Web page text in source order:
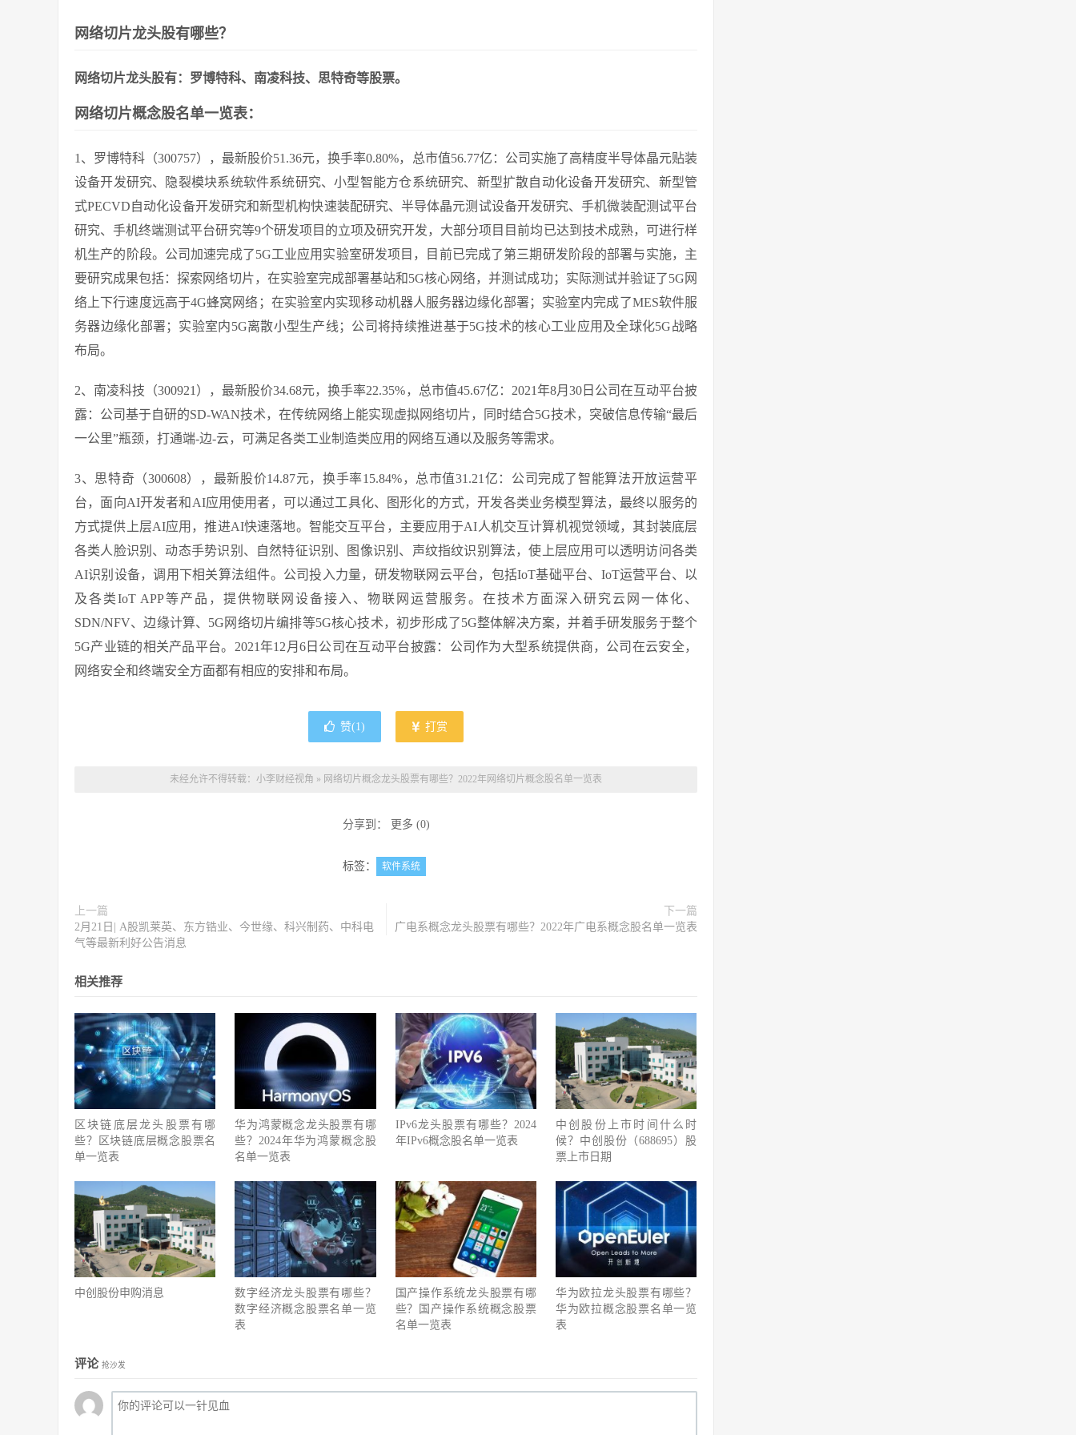
网络切片龙头股有哪些？
网络切片龙头股有：罗博特科、南凌科技、思特奇等股票。
网络切片概念股名单一览表：
1、罗博特科（300757），最新股价51.36元，换手率0.80%，总市值56.77亿：公司实施了高精度半导体晶元贴装
设备开发研究、隐裂模块系统软件系统研究、小型智能方仓系统研究、新型扩散自动化设备开发研究、新型管
式PECVD自动化设备开发研究和新型机构快速装配研究、半导体晶元测试设备开发研究、手机微装配测试平台
研究、手机终端测试平台研究等9个研发项目的立项及研究开发，大部分项目目前均已达到技术成熟，可进行样
机生产的阶段。公司加速完成了5G工业应用实验室研发项目，目前已完成了第三期研发阶段的部署与实施，主
要研究成果包括：探索网络切片，在实验室完成部署基站和5G核心网络，并测试成功；实际测试并验证了5G网
络上下行速度远高于4G蜂窝网络；在实验室内实现移动机器人服务器边缘化部署；实验室内完成了MES软件服
务器边缘化部署；实验室内5G离散小型生产线；公司将持续推进基于5G技术的核心工业应用及全球化5G战略
布局。
2、南凌科技（300921），最新股价34.68元，换手率22.35%，总市值45.67亿：2021年8月30日公司在互动平台披
露：公司基于自研的SD-WAN技术，在传统网络上能实现虚拟网络切片，同时结合5G技术，突破信息传输“最后
一公里”瓶颈，打通端-边-云，可满足各类工业制造类应用的网络互通以及服务等需求。
3、思特奇（300608），最新股价14.87元，换手率15.84%，总市值31.21亿：公司完成了智能算法开放运营平
台，面向AI开发者和AI应用使用者，可以通过工具化、图形化的方式，开发各类业务模型算法，最终以服务的
方式提供上层AI应用，推进AI快速落地。智能交互平台，主要应用于AI人机交互计算机视觉领域，其封装底层
各类人脸识别、动态手势识别、自然特征识别、图像识别、声纹指纹识别算法，使上层应用可以透明访问各类
AI识别设备，调用下相关算法组件。公司投入力量，研发物联网云平台，包括IoT基础平台、IoT运营平台、以
及各类IoT APP等产品，提供物联网设备接入、物联网运营服务。在技术方面深入研究云网一体化、
SDN/NFV、边缘计算、5G网络切片编排等5G核心技术，初步形成了5G整体解决方案，并着手研发服务于整个
5G产业链的相关产品平台。2021年12月6日公司在互动平台披露：公司作为大型系统提供商，公司在云安全，
网络安全和终端安全方面都有相应的安排和布局。
赞(1) 打赏
未经允许不得转载： 小李财经视角 » 网络切片概念龙头股票有哪些？2022年网络切片概念股名单一览表
分享到： 更多 (0)
标签： 软件系统
上一篇
2月21日| A股凯莱英、东方锆业、今世缘、科兴制药、中科电
气等最新利好公告消息
下一篇
广电系概念龙头股票有哪些？2022年广电系概念股名单一览表
相关推荐
区块链底层龙头股票有哪
些？区块链底层概念股票名
单一览表
华为鸿蒙概念龙头股票有哪
些？2024年华为鸿蒙概念股
名单一览表
IPv6龙头股票有哪些？2024
年IPv6概念股名单一览表
中创股份上市时间什么时
候？中创股份（688695）股
票上市日期
中创股份申购消息
数字经济龙头股票有哪些？
数字经济概念股票名单一览
表
国产操作系统龙头股票有哪
些？国产操作系统概念股票
名单一览表
华为欧拉龙头股票有哪些？
华为欧拉概念股票名单一览
表
评论 抢沙发